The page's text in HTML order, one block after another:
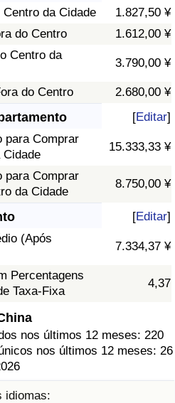
da Cidade
1.827,50 ¥
do Centro
1.612,00 ¥
Centro da
3.790,00 ¥
do Centro 2.680,00 ¥
[Editar]
para Comprar
Cidade
15.333,33 ¥
para Comprar
da Cidade
8.750,00 ¥
[Editar]
(Após
7.334,37 ¥
Percentagens
Taxa-Fixa
4,37
nos últimos 12 meses: 220
nos últimos 12 meses: 26
idiomas: